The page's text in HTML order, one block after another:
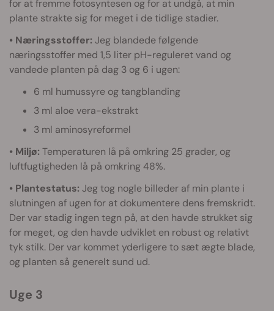
for at fremme fotosyntesen og for at undgå, at min
plante strakte sig for meget i de tidlige stadier.
• Næringsstoffer: Jeg blandede følgende
næringsstoffer med 1,5 liter pH-reguleret vand og
vandede planten på dag 3 og 6 i ugen:
6 ml humussyre og tangblanding
3 ml aloe vera-ekstrakt
3 ml aminosyreformel
• Miljø: Temperaturen lå på omkring 25 grader, og
luftfugtigheden lå på omkring 48%.
• Plantestatus: Jeg tog nogle billeder af min plante i
slutningen af ugen for at dokumentere dens fremskridt.
Der var stadig ingen tegn på, at den havde strukket sig
for meget, og den havde udviklet en robust og relativt
tyk stilk. Der var kommet yderligere to sæt ægte blade,
og planten så generelt sund ud.
Uge 3